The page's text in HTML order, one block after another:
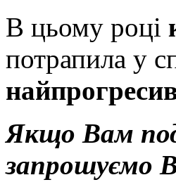
В цьому році
потрапила у
Якщо Вам
запрошуємо